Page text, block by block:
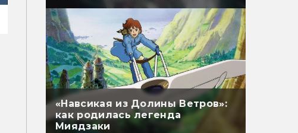
«Навсикая из Долины Ветров»:
как родилась легенда
Миядзаки